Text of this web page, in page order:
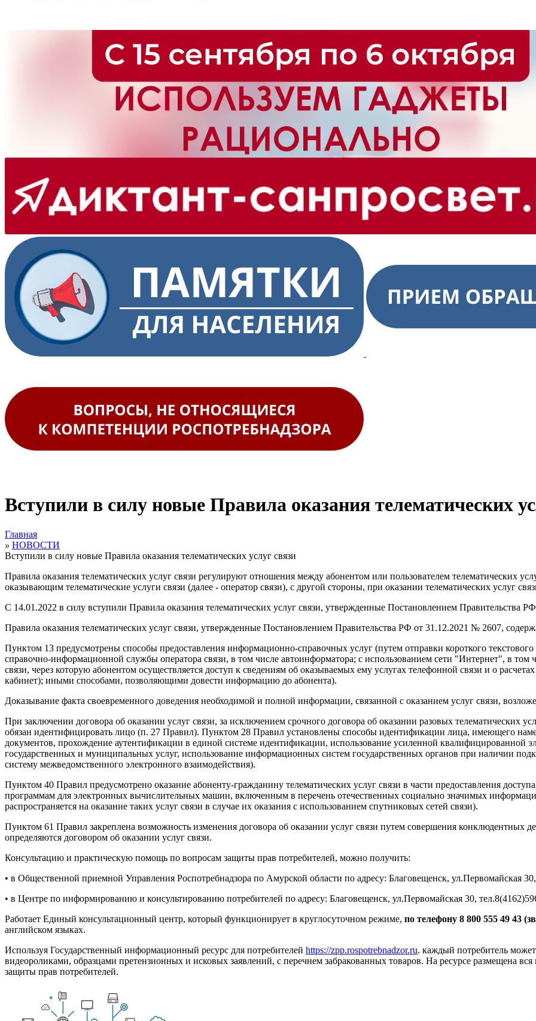
Вступили в силу новые Правила оказания телематических
Главная
» НОВОСТИ
Вступили в силу новые Правила оказания телематических услуг связи
Правила оказания телематических услуг связи регулируют отношения между абонентом или пользователем телематических
оказывающим телематические услуги связи (далее - оператор связи), с другой стороны, при оказании телематических услуг
С 14.01.2022 в силу вступили Правила оказания телематических услуг связи, утвержденные Постановлением Правительства
Правила оказания телематических услуг связи, утвержденные Постановлением Правительства РФ от 31.12.2021 № 2607,
Пунктом 13 предусмотрены способы предоставления информационно-справочных услуг (путем отправки короткого
справочно-информационной службы оператора связи, в том числе автоинформатора; с использованием сети "Интернет", в том
связи, через которую абонентом осуществляется доступ к сведениям об оказываемых ему услугах телефонной связи и о
кабинет); иными способами, позволяющими довести информацию до абонента).
Доказывание факта своевременного доведения необходимой и полной информации, связанной с оказанием услуг связи,
При заключении договора об оказании услуг связи, за исключением срочного договора об оказании разовых телематических
обязан идентифицировать лицо (п. 27 Правил). Пунктом 28 Правил установлены способы идентификации лица, имеющего
документов, прохождение аутентификации в единой системе идентификации, использование усиленной квалифицированной
государственных и муниципальных услуг, использование информационных систем государственных органов при наличии
систему межведомственного электронного взаимодействия).
Пунктом 40 Правил предусмотрено оказание абоненту-гражданину телематических услуг связи в части предоставления
программам для электронных вычислительных машин, включенным в перечень отечественных социально значимых
распространяется на оказание таких услуг связи в случае их оказания с использованием спутниковых сетей связи).
Пунктом 61 Правил закреплена возможность изменения договора об оказании услуг связи путем совершения конклюдентных
определяются договором об оказании услуг связи.
Консультацию и практическую помощь по вопросам защиты прав потребителей, можно получить:
• в Общественной приемной Управления Роспотребнадзора по Амурской области по адресу: Благовещенск, ул.Первомайская
• в Центре по информированию и консультированию потребителей по адресу: Благовещенск, ул.Первомайская 30,
Работает Единый консультационный центр, который функционирует в круглосуточном режиме, по телефону 8 800 555 49 43
английском языках.
Используя Государственный информационный ресурс для потребителей https://zpp.rospotrebnadzor.ru. каждый потребитель
видеороликами, образцами претензионных и исковых заявлений, с перечнем забракованных товаров. На ресурсе размещена
защиты прав потребителей.